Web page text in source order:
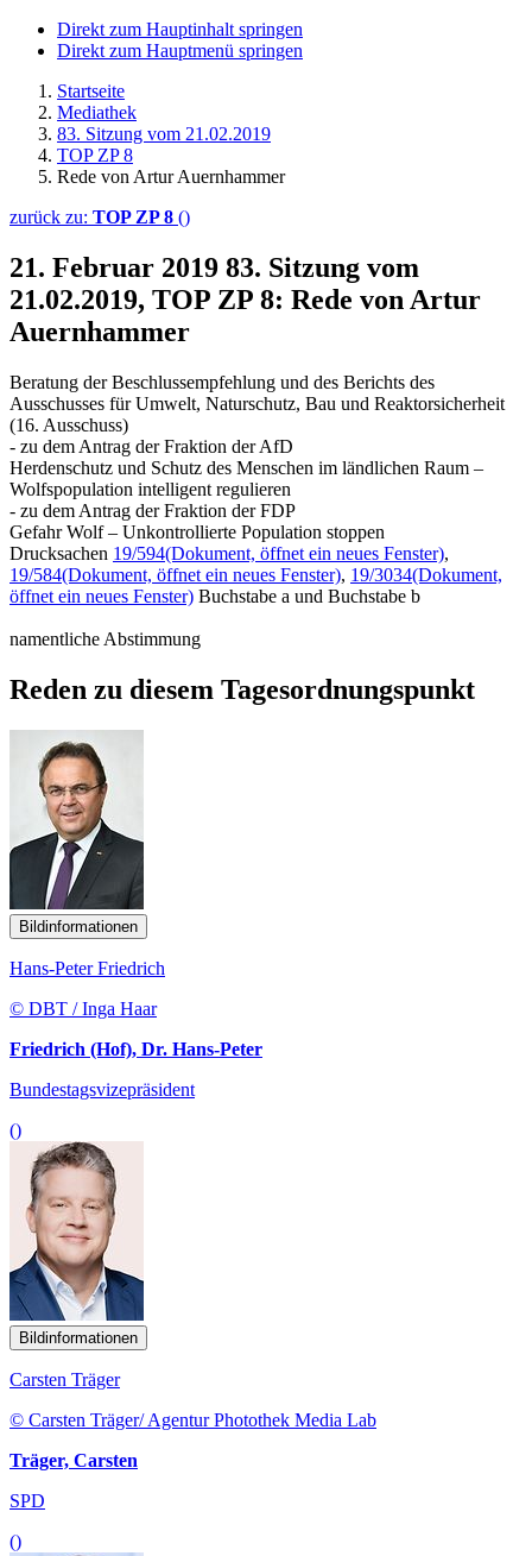
Direkt zum Hauptinhalt springen
Direkt zum Hauptmenü springen
Startseite
Mediathek
83. Sitzung vom 21.02.2019
TOP ZP 8
Rede von Artur Auernhammer
zurück zu: TOP ZP 8 ()
21. Februar 2019 83. Sitzung vom
21.02.2019, TOP ZP 8: Rede von Artur
Auernhammer
Beratung der Beschlussempfehlung und des Berichts des
Ausschusses für Umwelt, Naturschutz, Bau und Reaktorsicherheit
(16. Ausschuss)
- zu dem Antrag der Fraktion der AfD
Herdenschutz und Schutz des Menschen im ländlichen Raum –
Wolfspopulation intelligent regulieren
- zu dem Antrag der Fraktion der FDP
Gefahr Wolf – Unkontrollierte Population stoppen
Drucksachen 19/594(Dokument, öffnet ein neues Fenster),
19/584(Dokument, öffnet ein neues Fenster), 19/3034(Dokument,
öffnet ein neues Fenster) Buchstabe a und Buchstabe b
namentliche Abstimmung
Reden zu diesem Tagesordnungspunkt
Bildinformationen
Hans-Peter Friedrich
© DBT / Inga Haar
Friedrich (Hof), Dr. Hans-Peter
Bundestagsvizepräsident
()
Bildinformationen
Carsten Träger
© Carsten Träger/ Agentur Photothek Media Lab
Träger, Carsten
SPD
()